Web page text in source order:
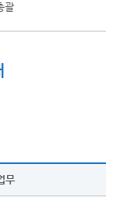
괄
무